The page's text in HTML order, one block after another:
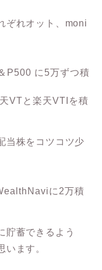
ぞれオット、moni
に5万ずつ積
VTと楽天VTIを積
当株をコツコツ少
に2万積
貯蓄できるよう
います。